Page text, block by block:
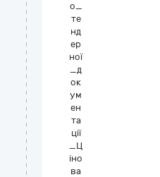
о_
те
нд
ер
ної
_д
ок
ум
ен
та
ції
_Ц
іно
ва